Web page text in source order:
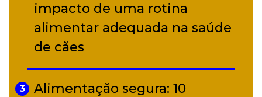
impacto de uma rotina
alimentar adequada na saúde
de cães
3
Alimentação segura: 10